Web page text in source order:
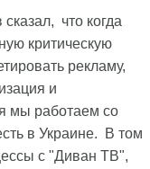
что когда
критическую
рекламу,
и
мы работаем со
в Украине. В том
с "Диван ТВ",